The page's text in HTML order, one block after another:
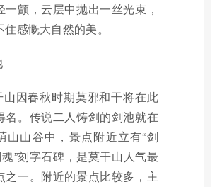
一颤，云层中抛出一丝光束，
感慨大自然的美。
山因春秋时期莫邪和干将在此
名。传说二人铸剑的剑池就在
山山谷中，景点附近立有“剑
魂”刻字石碑，是莫干山人气最
之一。附近的景点比较多，主